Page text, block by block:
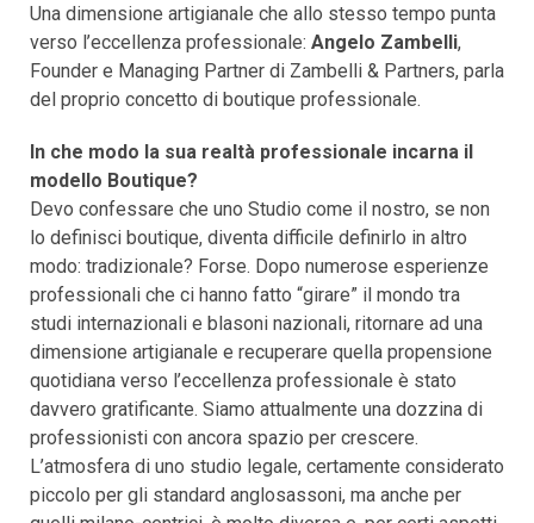
Una dimensione artigianale che allo stesso tempo punta
verso l’eccellenza professionale: Angelo Zambelli,
Founder e Managing Partner di Zambelli & Partners, parla
del proprio concetto di boutique professionale.
In che modo la sua realtà professionale incarna il
modello Boutique?
Devo confessare che uno Studio come il nostro, se non
lo definisci boutique, diventa difficile definirlo in altro
modo: tradizionale? Forse. Dopo numerose esperienze
professionali che ci hanno fatto “girare” il mondo tra
studi internazionali e blasoni nazionali, ritornare ad una
dimensione artigianale e recuperare quella propensione
quotidiana verso l’eccellenza professionale è stato
davvero gratificante. Siamo attualmente una dozzina di
professionisti con ancora spazio per crescere.
L’atmosfera di uno studio legale, certamente considerato
piccolo per gli standard anglosassoni, ma anche per